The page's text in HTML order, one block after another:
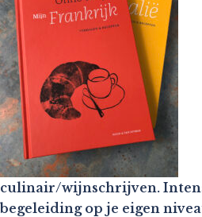
culinair/wijnschrijven.
begeleiding op je eigen